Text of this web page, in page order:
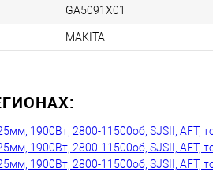
GA5091X01
MAKITA
1900Вт, 2800-11500об, SJSII, AFT,
1900Вт, 2800-11500об, SJSII, AFT,
1900Вт, 2800-11500об, SJSII, AFT,